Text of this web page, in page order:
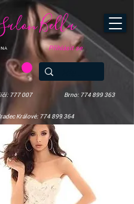
NA
Bella
777 007
Brno: 774 899 363
Králové: 774 899 364
Přihlásit se